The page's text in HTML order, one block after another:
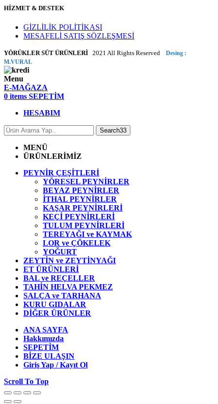
HİZMET & DESTEK
GİZLİLİK POLİTİKASI
MESAFELİ SATIŞ SÖZLEŞMESİ
YÖRÜKLER SÜT ÜRÜNLERİ 2021 All Rights Reserved
Desing :
M.VURAL
Menu
E-MAĞAZA
0 items SEPETİM
HESABIM
Search33
MENÜ
ÜRÜNLERİMİZ
PEYNİR ÇEŞİTLERİ
YÖRESEL PEYNİRLER
BEYAZ PEYNİRLER
İTHAL PEYNİRLER
KAŞAR PEYNİRLERİ
KEÇİ PEYNİRLERİ
TULUM PEYNİRLERİ
TEREYAĞI ve KAYMAK
LOR ve ÇÖKELEK
YOĞURT
ZEYTİN ve ZEYTİNYAĞI
ET ÜRÜNLERİ
BAL ve REÇELLER
TAHİN HELVA PEKMEZ
SALÇA ve TARHANA
KURU GIDALAR
DİĞER ÜRÜNLER
ANA SAYFA
Hakkımızda
SEPETİM
BİZE ULAŞIN
Giriş Yap / Kayıt Ol
Scroll To Top